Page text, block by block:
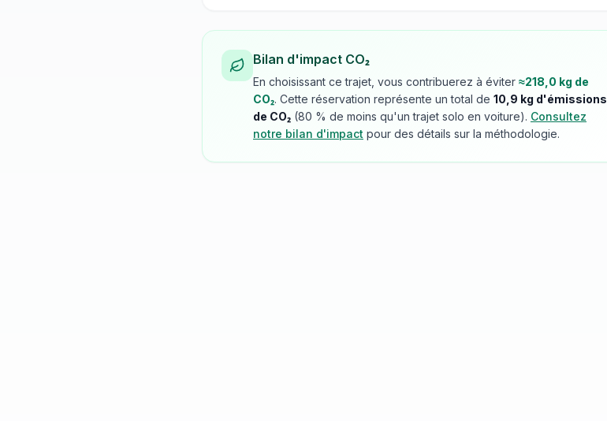
Bilan d'impact CO₂
En choisissant ce trajet, vous contribuerez à éviter ≈218,0 kg de
CO₂. Cette réservation représente un total de 10,9 kg d'émissions
de CO₂ (80 % de moins qu'un trajet solo en voiture). Consultez
notre bilan d'impact pour des détails sur la méthodologie.